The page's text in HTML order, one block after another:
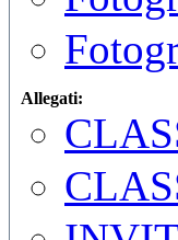
Allegati: